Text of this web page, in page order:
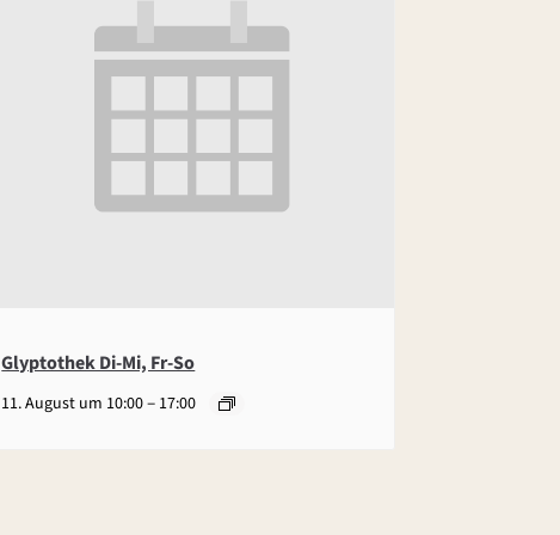
Glyptothek Di-Mi, Fr-So
11. August um 10:00– 17:00